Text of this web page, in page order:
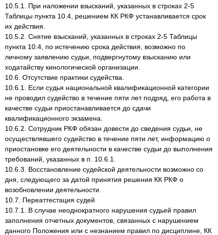
10.5.1. При наложении взысканий, указанных в строках 2-5
Таблицы пункта 10.4, решением КК РКФ устанавливается срок
их действия.
10.5.2. Снятие взысканий, указанных в строках 2-5 Таблицы
пункта 10.4, по истечению срока действия, возможно по
личному заявлению судьи, подвергнутому взысканию или
ходатайству кинологической организации.
10.6. Отсутствие практики судейства.
10.6.1. Если судья национальной квалификационной категории
не проводил судейство в течение пяти лет подряд, его работа в
качестве судьи приостанавливается до сдачи
квалификационного экзамена.
10.6.2. Сотрудник РКФ обязан довести до сведения судьи, не
осуществлявшего судейство в течение пяти лет, информацию о
приостановке его деятельности в качестве судьи до выполнения
требований, указанных в п. 10.6.1.
10.6.3. Восстановление судейской деятельности возможно со
дня, следующего за датой принятия решения КК РКФ о
возобновлении деятельности.
10.7. Переаттестация судей
10.7.1. В случае неоднократного нарушения судьей правил
заполнения отчетных документов, связанных с нарушением
данного Положения или с незнанием правил по дисциплине, КК